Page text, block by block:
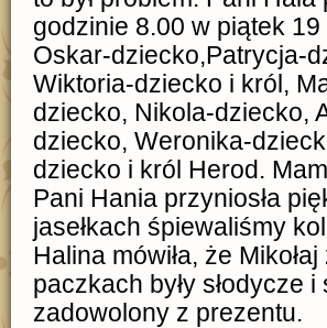
godzinie 8.00 w piątek
Oskar-dziecko,Patrycja-
Wiktoria-dziecko i król,
dziecko, Nikola-dziecko,
dziecko, Weronika-
dziecko i król Herod.
Pani Hania przyniosła
jasełkach śpiewaliśmy
Halina mówiła, że
paczkach były słodycze
zadowolony z prezentu.